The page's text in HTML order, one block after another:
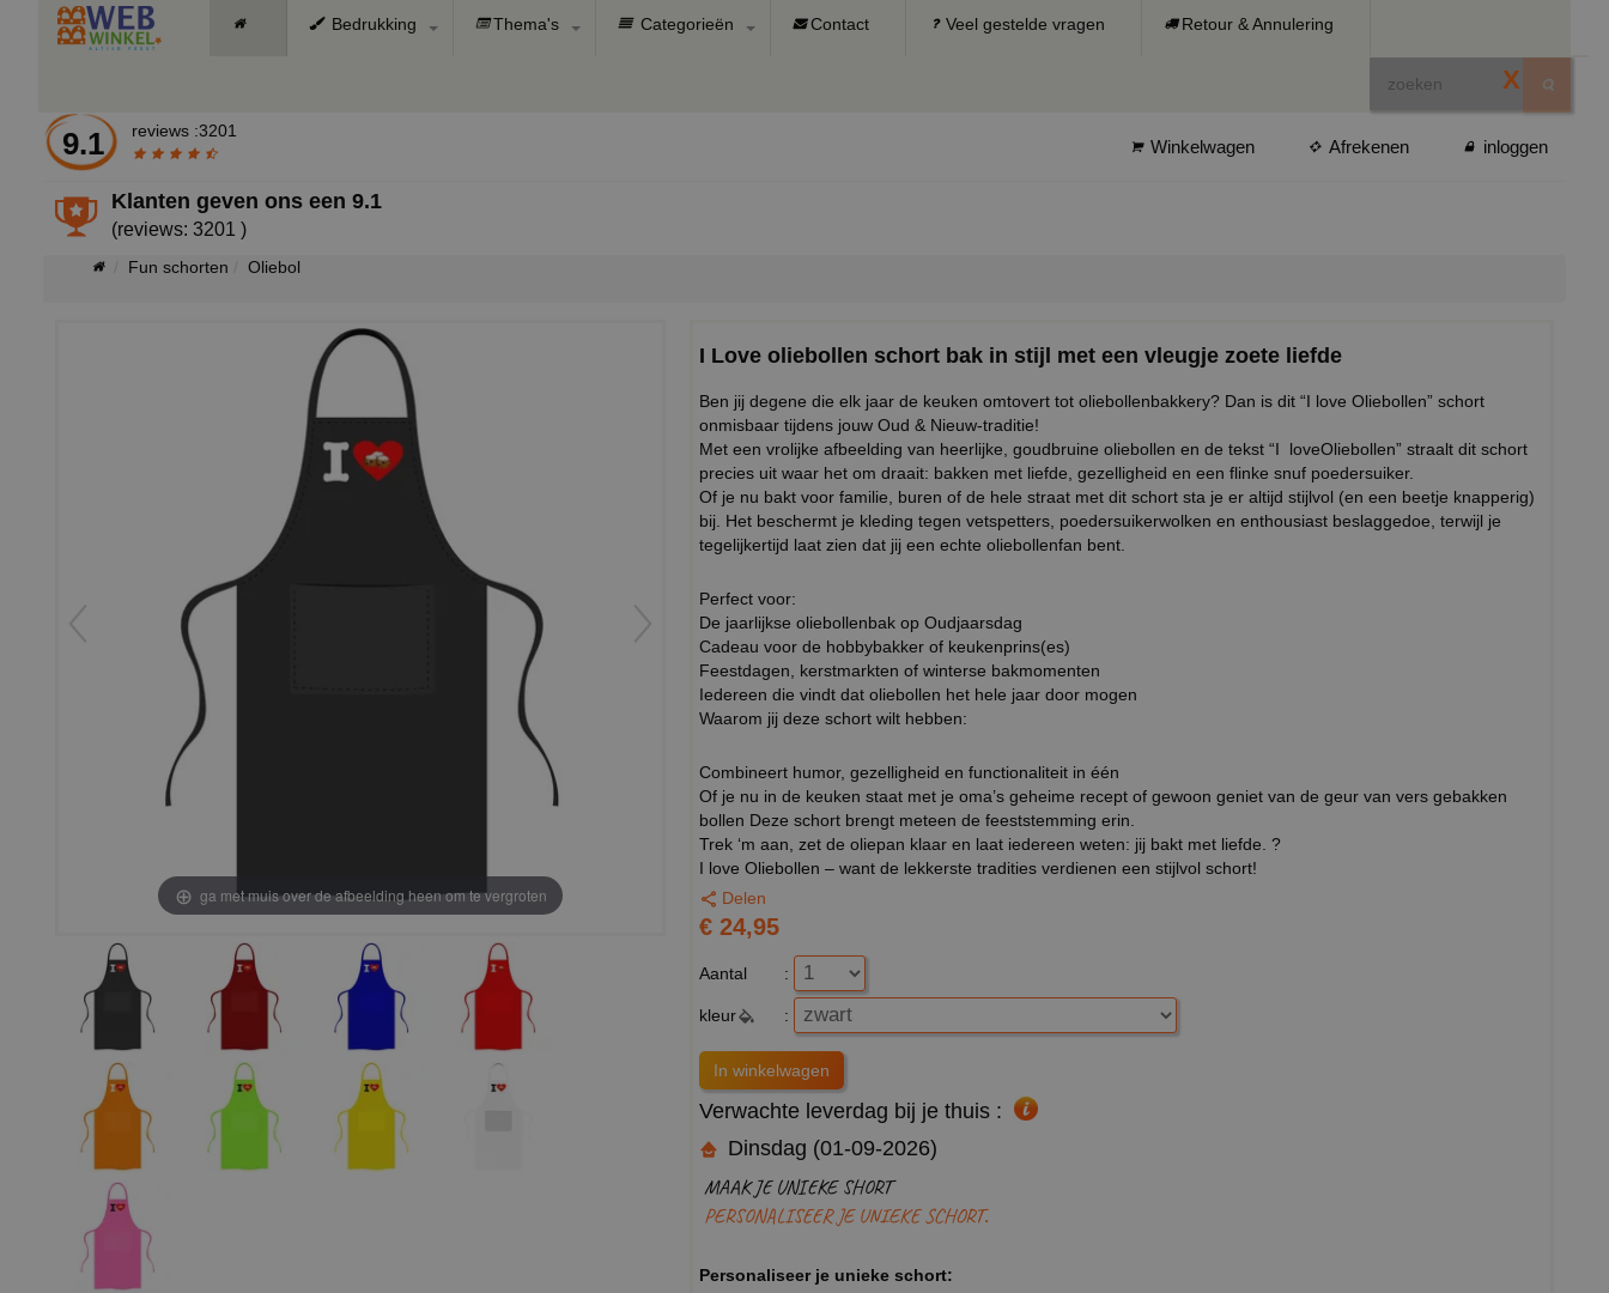
Bedrukking Thema's Categorieën Contact Veel gestelde vragen Retour & Annulering
X
9.1 reviews :3201
Winkelwagen Afrekenen inloggen
Klanten geven ons een9.1
(reviews: 3201 )
Fun schorten Oliebol
ga met muis over de afbeelding heen om te vergroten
I Love oliebollen schort bak in stijl met een vleugje zoete liefde
Ben jij degene die elk jaar de keuken omtovert tot oliebollenbakkery? Dan is dit “I love Oliebollen” schort
onmisbaar tijdens jouw Oud & Nieuw-traditie!
Met een vrolijke afbeelding van heerlijke, goudbruine oliebollen en de tekst “I loveOliebollen” straalt dit schort
precies uit waar het om draait: bakken met liefde, gezelligheid en een flinke snuf poedersuiker.
Of je nu bakt voor familie, buren of de hele straat met dit schort sta je er altijd stijlvol (en een beetje knapperig)
bij. Het beschermt je kleding tegen vetspetters, poedersuikerwolken en enthousiast beslaggedoe, terwijl je
tegelijkertijd laat zien dat jij een echte oliebollenfan bent.
Perfect voor:
De jaarlijkse oliebollenbak op Oudjaarsdag
Cadeau voor de hobbybakker of keukenprins(es)
Feestdagen, kerstmarkten of winterse bakmomenten
Iedereen die vindt dat oliebollen het hele jaar door mogen
Waarom jij deze schort wilt hebben:
Combineert humor, gezelligheid en functionaliteit in één
Of je nu in de keuken staat met je oma’s geheime recept of gewoon geniet van de geur van vers gebakken
bollen Deze schort brengt meteen de feeststemming erin.
Trek ‘m aan, zet de oliepan klaar en laat iedereen weten: jij bakt met liefde. ?
I love Oliebollen – want de lekkerste tradities verdienen een stijlvol schort!
Delen
€ 24,95
Aantal :
kleur :
Verwachte leverdag bij je thuis :
Dinsdag (01-09-2026)
MAAK JE UNIEKE SHORT
PERSONALISEER JE UNIEKE SCHORT.
Personaliseer je unieke schort: